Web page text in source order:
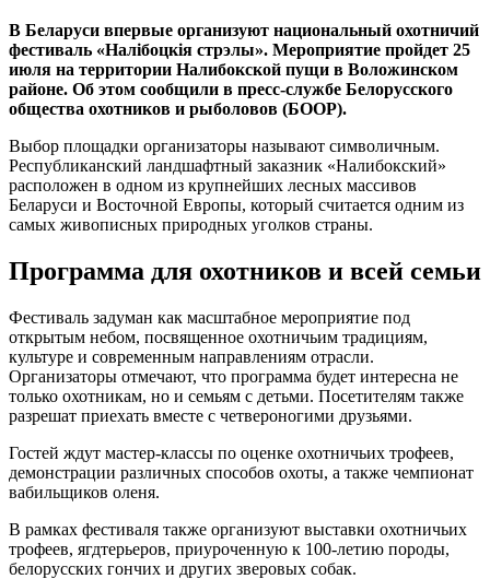
В Беларуси впервые организуют национальный охотничий
фестиваль «Налібоцкія стрэлы». Мероприятие пройдет 25
июля на территории Налибокской пущи в Воложинском
районе. Об этом сообщили в пресс-службе Белорусского
общества охотников и рыболовов (БООР).
Выбор площадки организаторы называют символичным.
Республиканский ландшафтный заказник «Налибокский»
расположен в одном из крупнейших лесных массивов
Беларуси и Восточной Европы, который считается одним из
самых живописных природных уголков страны.
Программа для охотников и всей семьи
Фестиваль задуман как масштабное мероприятие под
открытым небом, посвященное охотничьим традициям,
культуре и современным направлениям отрасли.
Организаторы отмечают, что программа будет интересна не
только охотникам, но и семьям с детьми. Посетителям также
разрешат приехать вместе с четвероногими друзьями.
Гостей ждут мастер-классы по оценке охотничьих трофеев,
демонстрации различных способов охоты, а также чемпионат
вабильщиков оленя.
В рамках фестиваля также организуют выставки охотничьих
трофеев, ягдтерьеров, приуроченную к 100-летию породы,
белорусских гончих и других зверовых собак.